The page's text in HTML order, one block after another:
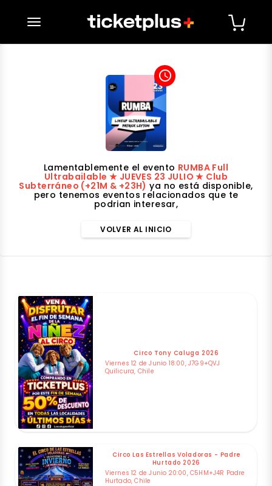
desplegar navegación
access_time
Lamentablemente el evento RUMBA Full
Ultrabailable ★ JUEVES 23 JULIO ★ Club
Subterráneo (+21M & +23H) ya no está disponible,
pero tenemos eventos relacionados que te
podrian interesar,
VOLVER AL INICIO
Circo Tony Caluga 2026
Viernes 12 de Junio 18:00, J7G9+QVJ
Quilicura, Chile
Circo Las Estrellas Voladoras - Padre
Hurtado 2026
Viernes 12 de Junio 20:00, C5HM+J4R Padre
Hurtado, Chile